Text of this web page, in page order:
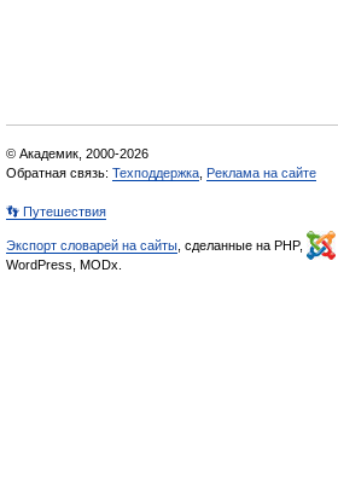
© Академик, 2000-2026
Обратная связь: Техподдержка Реклама на сайте
👣 Путешествия
Экспорт словарей на сайты , сделанные на PHP,
WordPress, MODx.